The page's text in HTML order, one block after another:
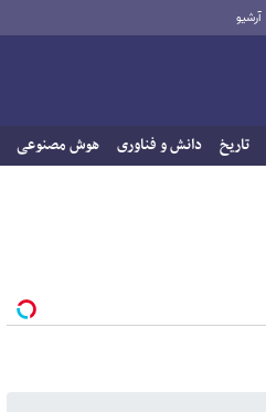
آرشیو
تاریخ دانش و فناوری هوش مصنوعی